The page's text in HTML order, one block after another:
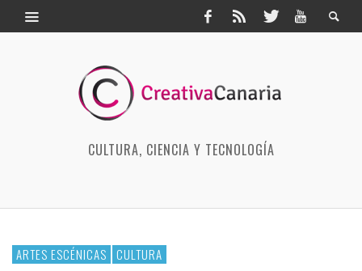
CULTURA, CIENCIA Y TECNOLOGÍA
ARTES ESCÉNICAS CULTURA